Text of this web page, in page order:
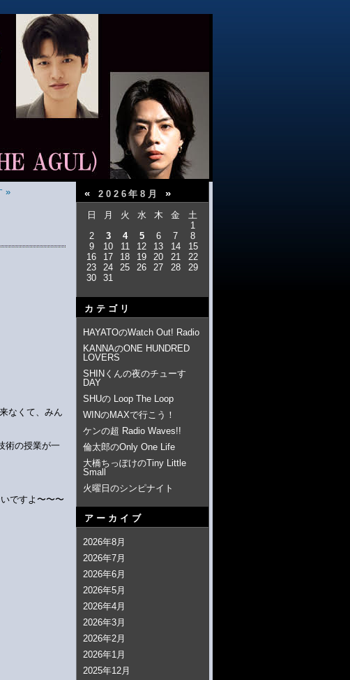
»
なくて、みん
術の授業が一
ですよ〜〜〜
« 2026年8月 »
日 月 火 水 木 金
土
1
2
3 4 5 6 7
8
9
10 11 12 13 14
15
16
17 18 19 20 21
22
23
24 25 26 27 28
29
30
31
カテゴリ
HAYATOのWatch Out! Radio
KANNAのONE HUNDRED
LOVERS
SHINくんの夜のチューす
DAY
SHUの Loop The Loop
WINのMAXで行こう！
ケンの超 Radio Waves!!
倫太郎のOnly One Life
大橋ちっぽけのTiny Little
Small
火曜日のシンピナイト
アーカイブ
2026年8月
2026年7月
2026年6月
2026年5月
2026年4月
2026年3月
2026年2月
2026年1月
2025年12月